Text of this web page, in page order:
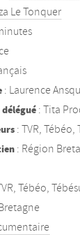
Le Tonquer
: Laurence
: Tita
: TVR, Tébéo,
: Région
Tébéo,